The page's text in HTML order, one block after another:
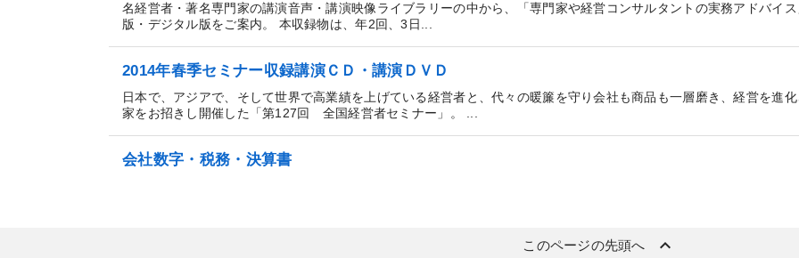
名経営者・著名専門家の講演音声・講演映像ライブラリーの中から、「専門家や経営コンサルタントの実務アドバイ
版・デジタル版をご案内。 本収録物は、年2回、3日...
2014年春季セミナー収録講演ＣＤ・講演ＤＶＤ
日本で、アジアで、そして世界で高業績を上げている経営者と、代々の暖簾を守り会社も商品も一層磨き、経営を進
家をお招きし開催した「第127回 全国経営者セミナー」。 ...
会社数字・税務・決算書
このページの先頭へ keyboard_arrow_up